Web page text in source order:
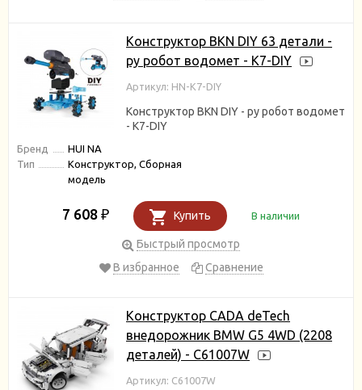
Конструктор BKN DIY 63 детали -
ру робот водомет - K7-DIY
Артикул: HN-K7-DIY
Конструктор BKN DIY - ру робот водомет
- K7-DIY
Бренд
HUI NA
Тип
Конструктор, Сборная
модель
7 608 ₽ Купить В наличии
Быстрый просмотр
В избранное
Сравнение
Конструктор CADA deTech
внедорожник BMW G5 4WD (2208
деталей) - C61007W
Артикул: C61007W